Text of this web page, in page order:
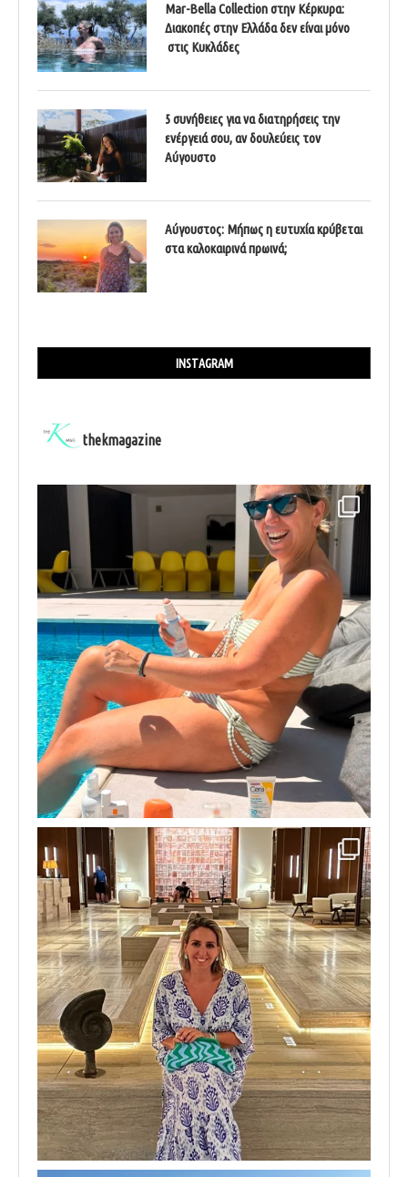
Mar-Bella Collection στην Κέρκυρα:
Διακοπές στην Ελλάδα δεν είναι μόνο
στις Κυκλάδες
5 συνήθειες για να διατηρήσεις την
ενέργειά σου, αν δουλεύεις τον
Αύγουστο
Αύγουστος: Μήπως η ευτυχία κρύβεται
στα καλοκαιρινά πρωινά;
INSTAGRAM
thekmagazine